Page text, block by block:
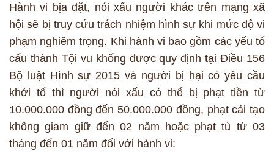
Hành vi bịa đặt, nói xấu người khác trên mạng xã
hội sẽ bị truy cứu trách nhiệm hình sự khi mức độ vi
phạm nghiêm trọng. Khi hành vi bao gồm các yếu tố
cấu thành Tội vu khống được quy định tại Điều 156
Bộ luật Hình sự 2015 và người bị hại có yêu cầu
khởi tố thì người nói xấu có thể bị phạt tiền từ
10.000.000 đồng đến 50.000.000 đồng, phạt cải tạo
không giam giữ đến 02 năm hoặc phạt tù từ 03
tháng đến 01 năm đối với hành vi: